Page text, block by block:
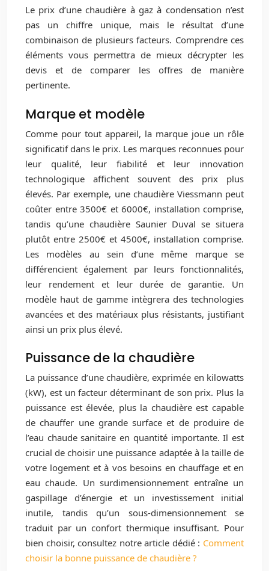
Le prix d’une chaudière à gaz à condensation n’est
pas un chiffre unique, mais le résultat d’une
combinaison de plusieurs facteurs. Comprendre ces
éléments vous permettra de mieux décrypter les
devis et de comparer les offres de manière
pertinente.
Marque et modèle
Comme pour tout appareil, la marque joue un rôle
significatif dans le prix. Les marques reconnues pour
leur qualité, leur fiabilité et leur innovation
technologique affichent souvent des prix plus
élevés. Par exemple, une chaudière Viessmann peut
coûter entre 3500€ et 6000€, installation comprise,
tandis qu’une chaudière Saunier Duval se situera
plutôt entre 2500€ et 4500€, installation comprise.
Les modèles au sein d’une même marque se
différencient également par leurs fonctionnalités,
leur rendement et leur durée de garantie. Un
modèle haut de gamme intègrera des technologies
avancées et des matériaux plus résistants, justifiant
ainsi un prix plus élevé.
Puissance de la chaudière
La puissance d’une chaudière, exprimée en kilowatts
(kW), est un facteur déterminant de son prix. Plus la
puissance est élevée, plus la chaudière est capable
de chauffer une grande surface et de produire de
l’eau chaude sanitaire en quantité importante. Il est
crucial de choisir une puissance adaptée à la taille de
votre logement et à vos besoins en chauffage et en
eau chaude. Un surdimensionnement entraîne un
gaspillage d’énergie et un investissement initial
inutile, tandis qu’un sous-dimensionnement se
traduit par un confort thermique insuffisant. Pour
bien choisir, consultez notre article dédié : Comment
choisir la bonne puissance de chaudière ?